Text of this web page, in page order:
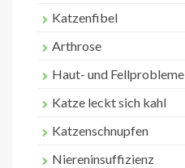
Katzenfibel
Arthrose
Haut- und Fellprobleme
Katze leckt sich kahl
Katzenschnupfen
Niereninsuffizienz